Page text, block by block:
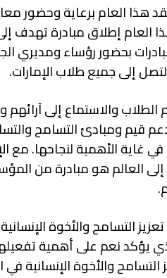
العام برعاية وحضور
إطلاق مبادرة تهدف
بحضور رؤساء ومديري
إلى جميع طلاب الإمارات.
والاستماع إلى
قيم ومبادئ التسامح
الأهمية لنجاحها. مع
إلى العالم هو مبادرة من
التسامح والأخوة
يؤكد نعم على أهمية
والأخوة الإنسانية